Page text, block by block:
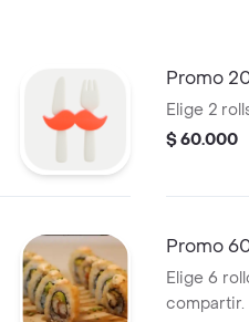
Promo
Elige 2
$ 60.000
Promo
Elige 6
compartir.